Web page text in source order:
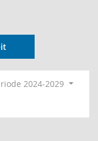
2024-2029